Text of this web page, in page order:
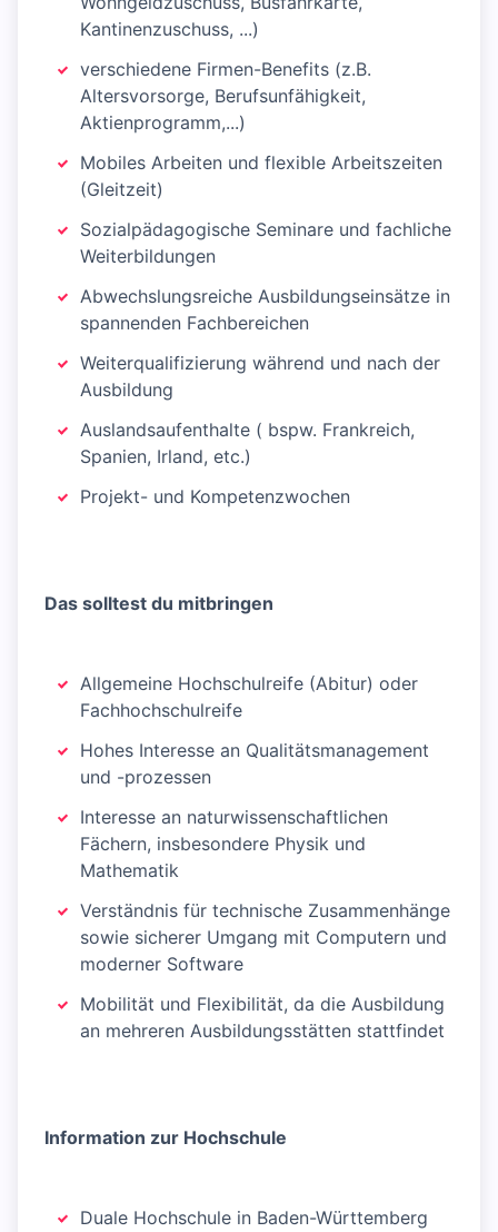
Kantinenzuschuss, ...)
verschiedene Firmen-Benefits (z.B.
Altersvorsorge, Berufsunfähigkeit,
Aktienprogramm,...)
Mobiles Arbeiten und flexible Arbeitszeiten
(Gleitzeit)
Sozialpädagogische Seminare und fachliche
Weiterbildungen
Abwechslungsreiche Ausbildungseinsätze in
spannenden Fachbereichen
Weiterqualifizierung während und nach der
Ausbildung
Auslandsaufenthalte ( bspw. Frankreich,
Spanien, Irland, etc.)
Projekt- und Kompetenzwochen
Das solltest du mitbringen
Allgemeine Hochschulreife (Abitur) oder
Fachhochschulreife
Hohes Interesse an Qualitätsmanagement
und -prozessen
Interesse an naturwissenschaftlichen
Fächern, insbesondere Physik und
Mathematik
Verständnis für technische Zusammenhänge
sowie sicherer Umgang mit Computern und
moderner Software
Mobilität und Flexibilität, da die Ausbildung
an mehreren Ausbildungsstätten stattfindet
Information zur Hochschule
Duale Hochschule in Baden-Württemberg